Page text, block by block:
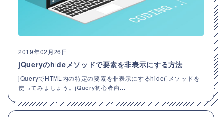
2019年02月26日
jQueryのhideメソッドで要素を非表示にする方法
jQueryでHTML内の特定の要素を非表示にするhide()メソッドを
使ってみましょう。jQuery初心者向...